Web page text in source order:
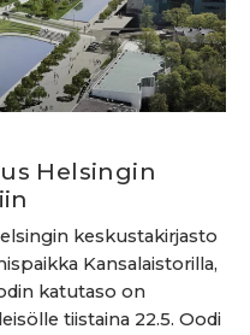
Helsingin
keskustakirjasto
Kansalaistorilla,
katutaso on
tiistaina 22.5. Oodi